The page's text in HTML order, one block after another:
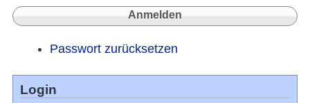
Passwort zurücksetzen
Login